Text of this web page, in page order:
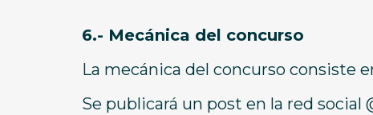
6.- Mecánica del concurso
La mecánica del concurso consiste
Se publicará un post en la red